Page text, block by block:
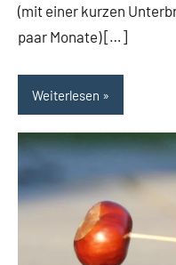
(mit einer kurzen
paar Monate) […]
Weiterlesen